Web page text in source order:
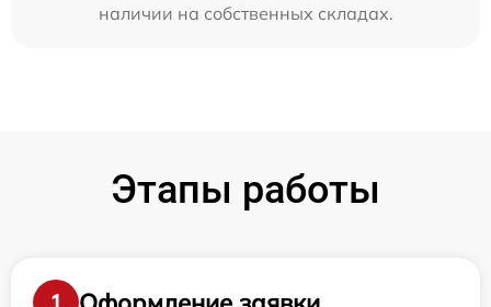
наличии на собственных складах.
Этапы работы